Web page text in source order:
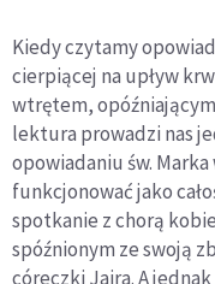
Kiedy czytamy
cierpiącej na upływ
wtrętem,
lektura prowadzi nas
opowiadaniu św. Marka
funkcjonować jako
spotkanie z chorą
spóźnionym ze swoją
córeczki Jaira. A